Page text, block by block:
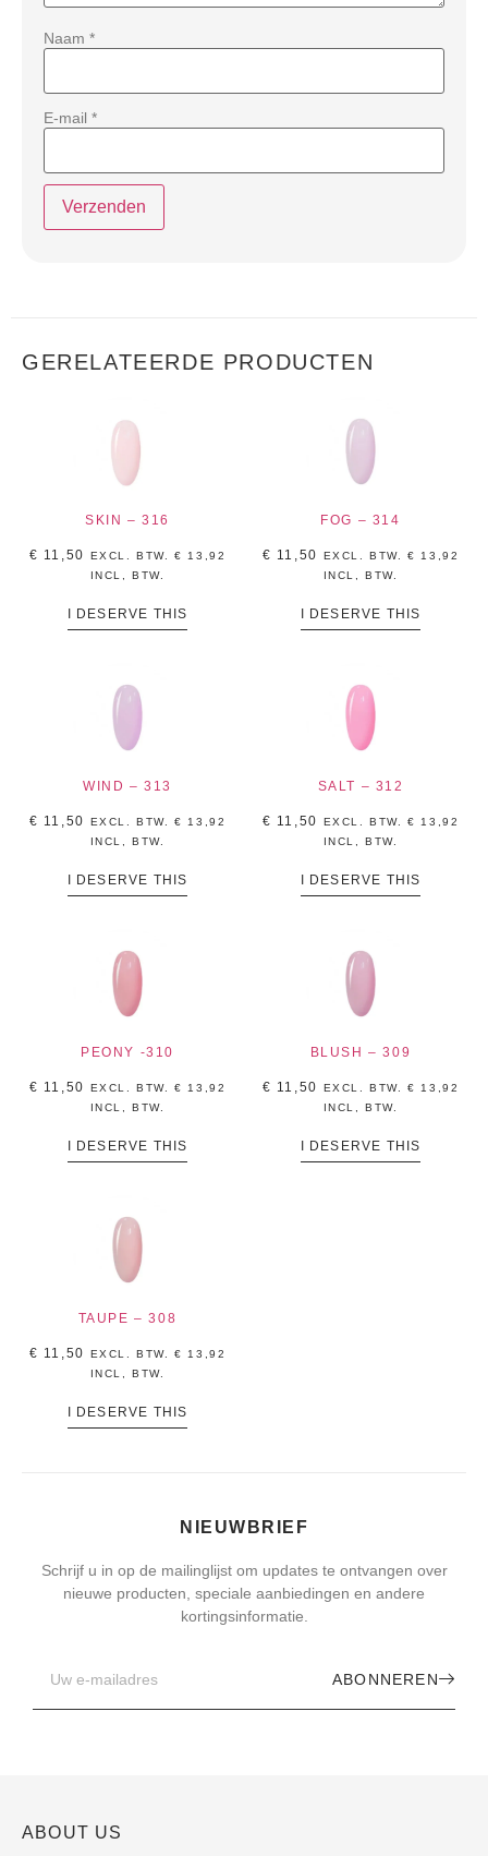
Naam *
E-mail *
GERELATEERDE PRODUCTEN
SKIN – 316
€ 11,50 EXCL. BTW.€ 13,92
INCL, BTW.
I DESERVE THIS
FOG – 314
€ 11,50 EXCL. BTW.€ 13,92
INCL, BTW.
I DESERVE THIS
WIND – 313
€ 11,50 EXCL. BTW.€ 13,92
INCL, BTW.
I DESERVE THIS
SALT – 312
€ 11,50 EXCL. BTW.€ 13,92
INCL, BTW.
I DESERVE THIS
PEONY -310
€ 11,50 EXCL. BTW.€ 13,92
INCL, BTW.
I DESERVE THIS
BLUSH – 309
€ 11,50 EXCL. BTW.€ 13,92
INCL, BTW.
I DESERVE THIS
TAUPE – 308
€ 11,50 EXCL. BTW.€ 13,92
INCL, BTW.
I DESERVE THIS
NIEUWBRIEF
Schrijf u in op de mailinglijst om updates te ontvangen over
nieuwe producten, speciale aanbiedingen en andere
kortingsinformatie.
ABONNEREN
ABOUT US